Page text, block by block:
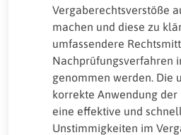
Vergaberechtsverstöße
machen und diese zu
umfassendere
Nachprüfungsverfahren
genommen werden. Die
korrekte Anwendung
eine effektive und
Unstimmigkeiten im